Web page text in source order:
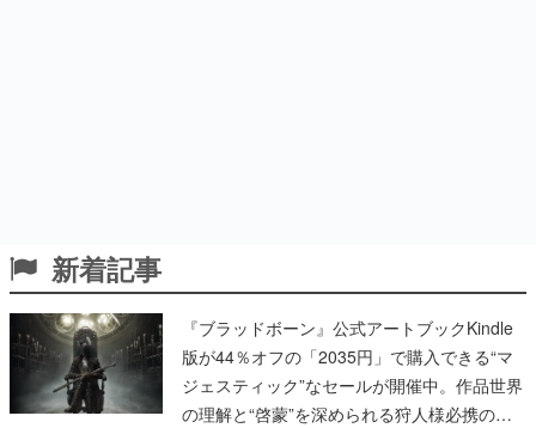
新着記事
『ブラッドボーン』公式アートブックKindle
版が44％オフの「2035円」で購入できる“マ
ジェスティック”なセールが開催中。作品世界
の理解と“啓蒙”を深められる狩人様必携の一